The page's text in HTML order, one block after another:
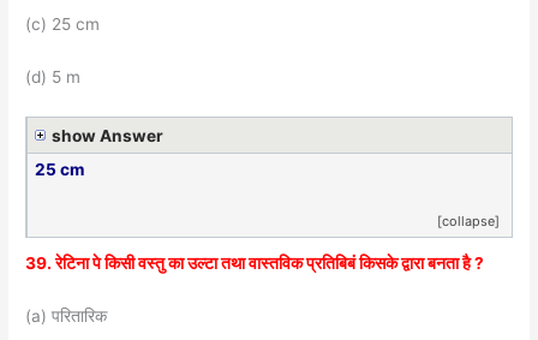
(c) 25 cm
(d) 5 m
show Answer
25 cm
[collapse]
39. रेटिना पे किसी वस्तु का उल्टा तथा वास्तविक प्रतिबिबं किसके द्वारा बनता है ?
(a) परितारिक